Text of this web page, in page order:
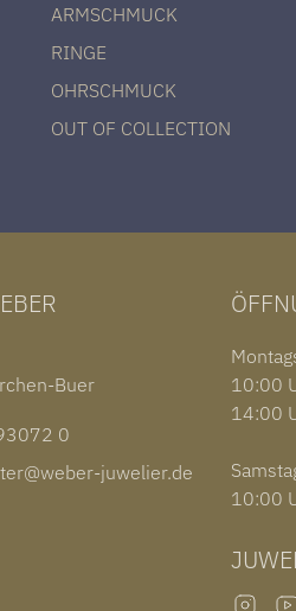
ARMSCHMUCK
RINGE
OHRSCHMUCK
OUT OF COLLECTION
Buer
0
juwelier.de
10:00
14:00
10:00